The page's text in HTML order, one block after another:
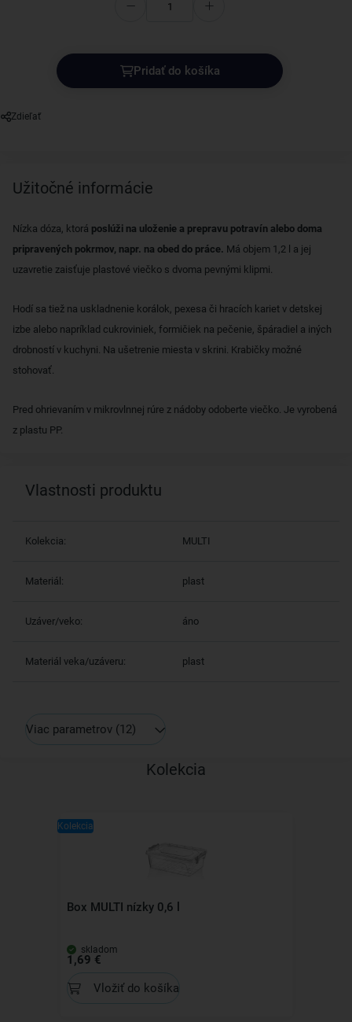
Pridať do košíka
Zdieľať
Užitočné informácie
Nízka dóza, ktorá poslúži na uloženie a prepravu potravín alebo doma
pripravených pokrmov, napr. na obed do práce. Má objem 1,2 l a jej
uzavretie zaisťuje plastové viečko s dvoma pevnými klipmi.
Hodí sa tiež na uskladnenie korálok, pexesa či hracích kariet v detskej
izbe alebo napríklad cukroviniek, formičiek na pečenie, špáradiel a iných
drobností v kuchyni. Na ušetrenie miesta v skrini. Krabičky možné
stohovať.
Pred ohrievaním v mikrovlnnej rúre z nádoby odoberte viečko. Je vyrobená
z plastu PP.
Vlastnosti produktu
Kolekcia: MULTI
Materiál: plast
Uzáver/veko: áno
Materiál veka/uzáveru: plast
Viac parametrov (12)
Kolekcia
Kolekcia
Box MULTI nízky 0,6 l
skladom
1,69 €
Vložiť do košíka